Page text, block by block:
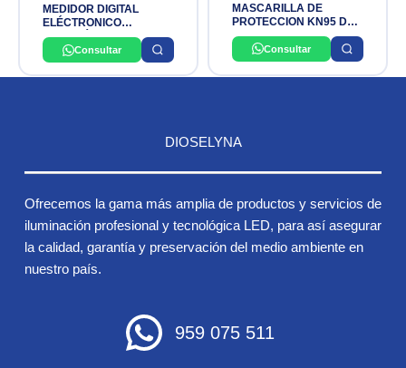
MEDIDOR DIGITAL
ELÉCTRONICO
MONOFÁSICO DE
ENERGÍA ACTIVA
OPALUX.
Consultar
MASCARILLA DE
PROTECCION KN95 DE 5
CAPAS
Consultar
DIOSELYNA
Ofrecemos la gama más amplia de productos y servicios de
iluminación profesional y tecnológica LED, para así asegurar
la calidad, garantía y preservación del medio ambiente en
nuestro país.
959 075 511